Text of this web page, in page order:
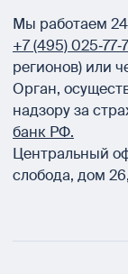
Мы работаем
+7 (495)
регионов) или
Орган,
надзору за
банк РФ.
Центральный
слобода, дом